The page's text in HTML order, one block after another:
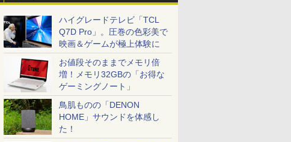
ハイグレードテレビ「TCL
Q7D Pro」。圧巻の色彩美で
映画＆ゲームが極上体験に
お値段そのままでメモリ倍
増！メモリ32GBの「お得な
ゲーミングノート」
鳥肌ものの「DENON
HOME」サウンドを体感し
た！